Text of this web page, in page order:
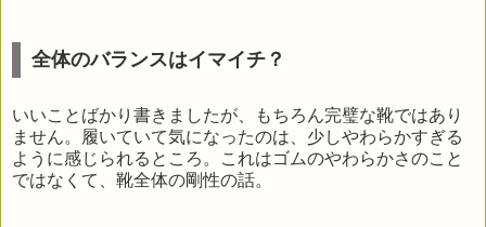
全体のバランスはイマイチ？
いいことばかり書きましたが、もちろん完璧な靴ではあり
ません。履いていて気になったのは、少しやわらかすぎる
ように感じられるところ。これはゴムのやわらかさのこと
ではなくて、靴全体の剛性の話。